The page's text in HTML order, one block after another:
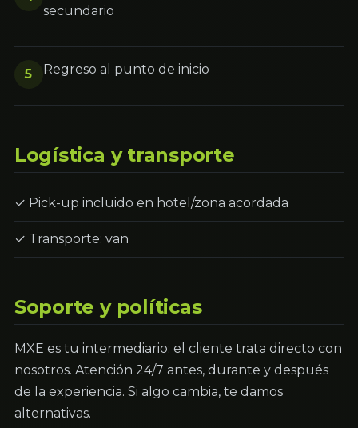
secundario
5 Regreso al punto de inicio
Logística y transporte
✓ Pick-up incluido en hotel/zona acordada
✓ Transporte: van
Soporte y políticas
MXE es tu intermediario: el cliente trata directo con
nosotros. Atención 24/7 antes, durante y después
de la experiencia. Si algo cambia, te damos
alternativas.